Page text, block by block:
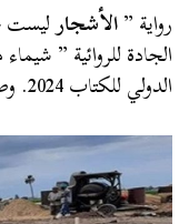
رواية ”الأشجارليست
الجادة للروائية ”
الدولي للكتاب 2024. وصدرت رواية ”